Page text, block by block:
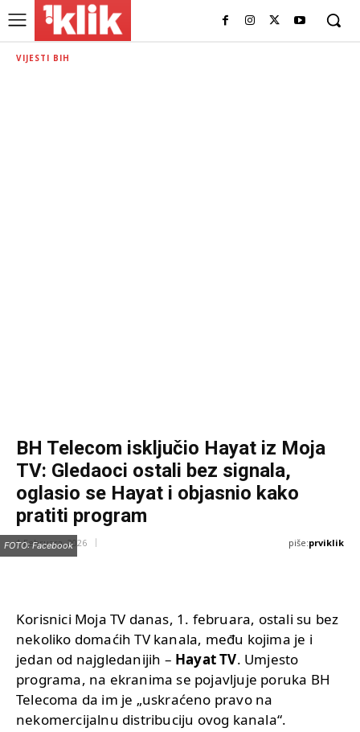
VIJESTI BIH
BH Telecom isključio Hayat iz Moja
TV: Gledaoci ostali bez signala,
oglasio se Hayat i objasnio kako
pratiti program
1 Februara, 2026 piše:prviklik
FOTO: Facebook
Korisnici Moja TV danas, 1. februara, ostali su bez
nekoliko domaćih TV kanala, među kojima je i
jedan od najgledanijih – Hayat TV. Umjesto
programa, na ekranima se pojavljuje poruka BH
Telecoma da im je „uskraćeno pravo na
nekomercijalnu distribuciju ovog kanala“.